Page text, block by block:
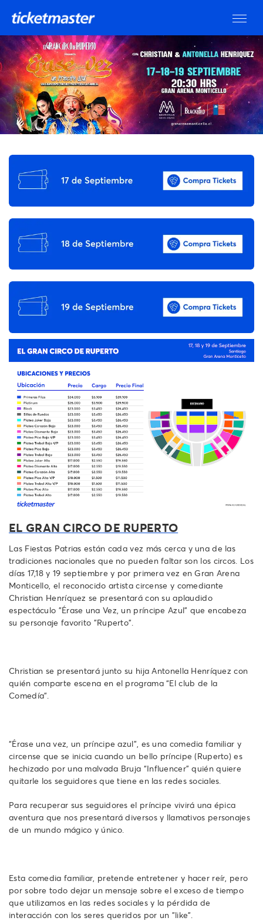
EL GRAN CIRCO DE RUPERTO
Las Fiestas Patrias están cada vez más cerca y una de las
tradiciones nacionales que no pueden faltar son los circos. Los
días 17,18 y 19 septiembre y por primera vez en Gran Arena
Monticello, el reconocido artista circense y comediante
Christian Henríquez se presentará con su aplaudido
espectáculo "Érase una Vez, un príncipe Azul" que encabeza
su personaje favorito "Ruperto".
Christian se presentará junto su hija Antonella Henríquez con
quién comparte escena en el programa “El club de la
Comedía”.
“Érase una vez, un príncipe azul”, es una comedia familiar y
circense que se inicia cuando un bello príncipe (Ruperto) es
hechizado por una malvada Bruja “Influencer” quién quiere
quitarle los seguidores que tiene en las redes sociales.
Para recuperar sus seguidores el príncipe vivirá una épica
aventura que nos presentará diversos y llamativos personajes
de un mundo mágico y único.
Esta comedia familiar, pretende entretener y hacer reír, pero
por sobre todo dejar un mensaje sobre el exceso de tiempo
que utilizamos en las redes sociales y la pérdida de
interacción con los seres queridos por un "like".